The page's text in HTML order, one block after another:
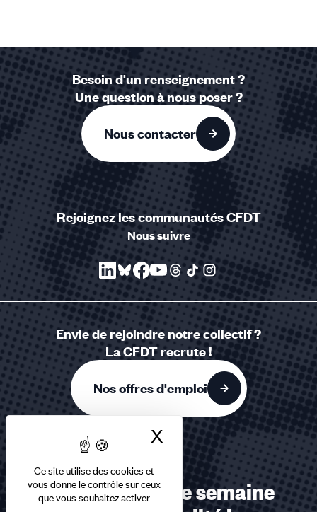
Ce site utilise des cookies et
vous donne le contrôle sur ceux
que vous souhaitez activer
X Masquer le
Besoin d'un renseignement ?
Une question à nous poser ?
Nous contacter
Rejoignez les communautés CFDT
Nous suivre
Envie de rejoindre notre collectif ?
La CFDT recrute !
Nos offres d'emploi
Recevez chaque semaine